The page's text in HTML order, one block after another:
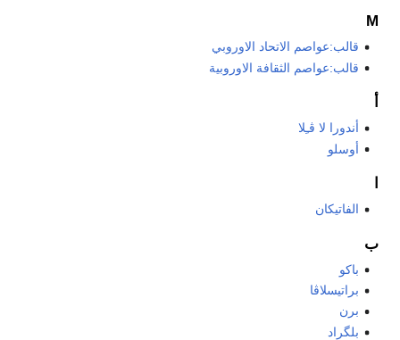
Μ
قالب:عواصم الاتحاد الاوروبي
قالب:عواصم الثقافة الاوروبية
أندورا لا ڤـِلا
أوسلو
الفاتيكان
ب
باكو
براتيسلاڤا
برن
بلگراد